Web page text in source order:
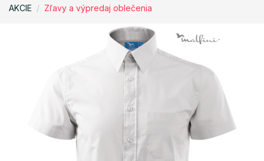
AKCIE Zľavy a výpredaj oblečenia